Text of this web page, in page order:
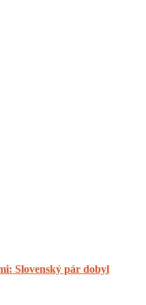
Slovenský pár dobyl